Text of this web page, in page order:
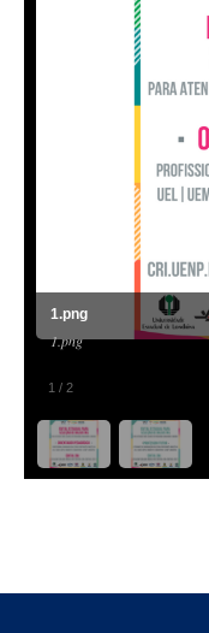
1 / 2
1.png
1.png